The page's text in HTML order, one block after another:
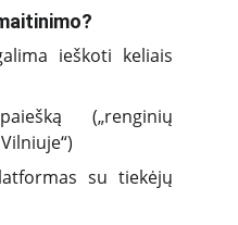
ieškoti keliais
(„renginių
su tiekėjų